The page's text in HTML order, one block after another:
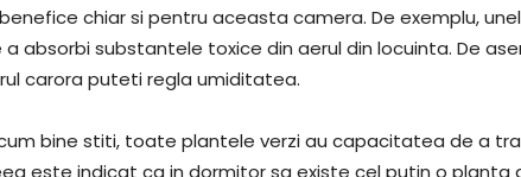
chiar si pentru aceasta camera. De exemplu,
absorbi substantele toxice din aerul din locuinta. De
carora puteti regla umiditatea.
bine stiti, toate plantele verzi au capacitatea de a
este indicat ca in dormitor sa existe cel putin o planta